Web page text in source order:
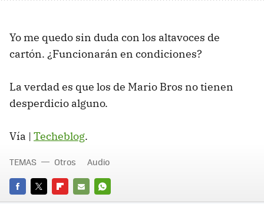
Yo me quedo sin duda con los altavoces de
cartón. ¿Funcionarán en condiciones?
La verdad es que los de Mario Bros no tienen
desperdicio alguno.
Vía | Techeblog.
TEMAS Otros Audio